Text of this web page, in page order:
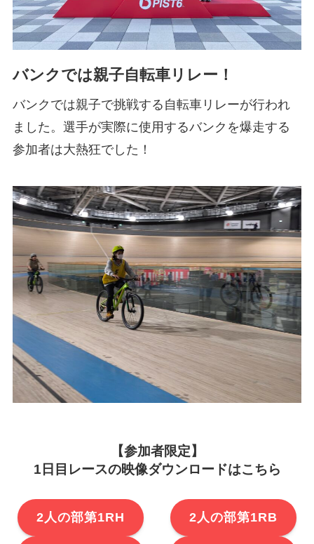
バンクでは親子自転車リレー！
バンクでは親子で挑戦する自転車リレーが行われ
ました。選手が実際に使用するバンクを爆走する
参加者は大熱狂でした！
【参加者限定】
1日目レースの映像ダウンロードはこちら
2人の部第1RH 2人の部第1RB